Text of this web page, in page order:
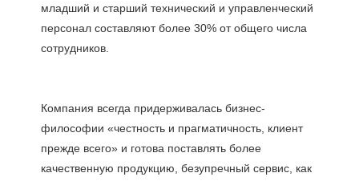
младший и старший технический и управленческий
персонал составляют более 30% от общего числа
Компания всегда придерживалась бизнес-
философии «честность и прагматичность, клиент
прежде всего» и готова поставлять более
качественную продукцию, безупречный сервис, как